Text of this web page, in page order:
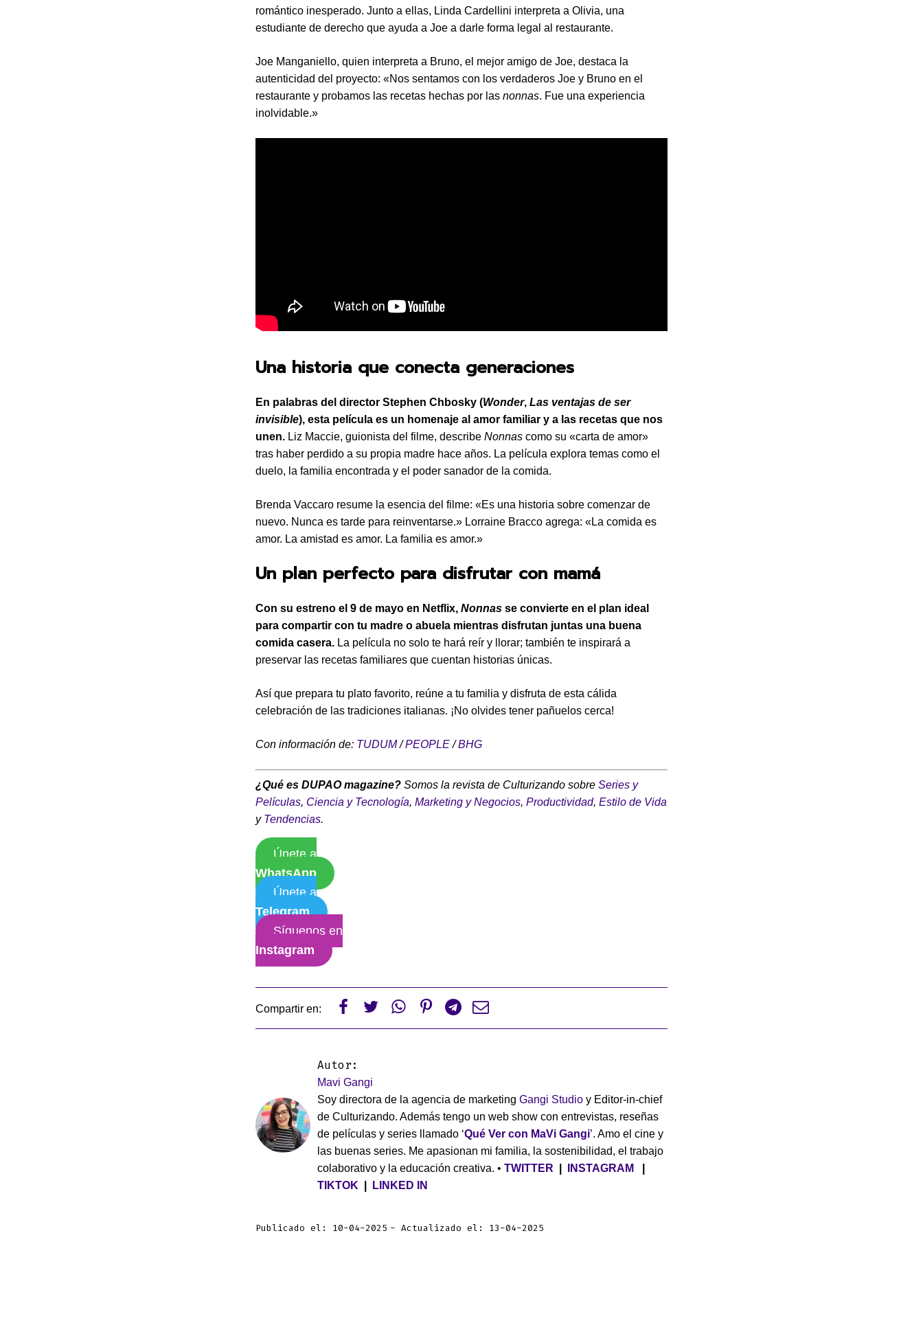
romántico inesperado. Junto a ellas, Linda Cardellini interpreta a Olivia, una
estudiante de derecho que ayuda a Joe a darle forma legal al restaurante.
Joe Manganiello, quien interpreta a Bruno, el mejor amigo de Joe, destaca la
autenticidad del proyecto: «Nos sentamos con los verdaderos Joe y Bruno en el
restaurante y probamos las recetas hechas por las nonnas. Fue una experiencia
inolvidable.»
Una historia que conecta generaciones
En palabras del director Stephen Chbosky (Wonder, Las ventajas de ser
invisible), esta película es un homenaje al amor familiar y a las recetas que nos
unen. Liz Maccie, guionista del filme, describe Nonnas como su «carta de amor»
tras haber perdido a su propia madre hace años. La película explora temas como el
duelo, la familia encontrada y el poder sanador de la comida.
Brenda Vaccaro resume la esencia del filme: «Es una historia sobre comenzar de
nuevo. Nunca es tarde para reinventarse.» Lorraine Bracco agrega: «La comida es
amor. La amistad es amor. La familia es amor.»
Un plan perfecto para disfrutar con mamá
Con su estreno el 9 de mayo en Netflix, Nonnas se convierte en el plan ideal
para compartir con tu madre o abuela mientras disfrutan juntas una buena
comida casera. La película no solo te hará reír y llorar; también te inspirará a
preservar las recetas familiares que cuentan historias únicas.
Así que prepara tu plato favorito, reúne a tu familia y disfruta de esta cálida
celebración de las tradiciones italianas. ¡No olvides tener pañuelos cerca!
Con información de: TUDUM/PEOPLE/BHG
¿Qué es DUPAO magazine? Somos la revista de Culturizando sobre Series y
Películas, Ciencia y Tecnología, Marketing y Negocios, Productividad, Estilo de Vida
y Tendencias.
Únete a
WhatsApp
Únete a
Telegram
Síguenos en
Instagram
Compartir en:      
Autor:
Mavi Gangi
Soy directora de la agencia de marketing Gangi Studio y Editor-in-chief
de Culturizando. Además tengo un web show con entrevistas, reseñas
de películas y series llamado ‘Qué Ver con MaVi Gangi’. Amo el cine y
las buenas series. Me apasionan mi familia, la sostenibilidad, el trabajo
colaborativo y la educación creativa. • TWITTER INSTAGRAM
TIKTOK
LINKED IN
Publicado el: 10-04-2025 Actualizado el: 13-04-2025